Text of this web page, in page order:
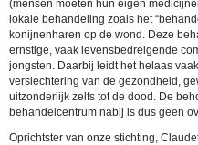
(mensen moeten hun eigen
lokale behandeling zoals het
konijnenharen op de wond. Deze
ernstige, vaak levensbedreigende
jongsten. Daarbij leidt het helaas
verslechtering van de gezondheid,
uitzonderlijk zelfs tot de dood. De
behandelcentrum nabij is dus geen
Oprichtster van onze stichting,